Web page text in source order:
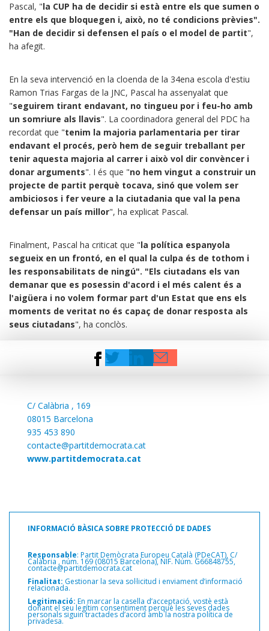
Pascal, "la CUP ha de decidir si està entre els que sumen o
entre els que bloquegen i, això, no té condicions prèvies".
"Han de decidir si defensen el país o el model de partit",
ha afegit.
En la seva intervenció en la cloenda de la 34ena escola d'estiu
Ramon Trias Fargas de la JNC, Pascal ha assenyalat que
"seguirem tirant endavant, no tingueu por i feu-ho amb
un somriure als llavis". La coordinadora general del PDC ha
recordat que "tenim la majoria parlamentaria per tirar
endavant el procés, però hem de seguir treballant per
tenir aquesta majoria al carrer i això vol dir convèncer i
donar arguments". I és que "no hem vingut a construir un
projecte de partit perquè tocava, sinó que volem ser
ambiciosos i fer veure a la ciutadania que val la pena
defensar un país millor", ha explicat Pascal.
Finalment, Pascal ha criticat que "la política espanyola
segueix en un frontó, en el qual la culpa és de tothom i
les responsabilitats de ningú". "Els ciutadans els van
demanar que es posessin d'acord i el més calent és a
l'aigüera i no volem formar part d'un Estat que ens els
moments de veritat no és capaç de donar resposta als
seus ciutadans", ha conclòs.
C/ Calàbria , 169
08015 Barcelona
935 453 890
contacte@partitdemocrata.cat
www.partitdemocrata.cat
INFORMACIÓ BÀSICA SOBRE PROTECCIÓ DE DADES
Responsable: Partit Demòcrata Europeu Català (PDeCAT), C/
Calàbria ,núm. 169 (08015 Barcelona), NIF. Núm. G66848755,
contacte@partitdemocrata.cat
Finalitat: Gestionar la seva sol·licitud i enviament d’informació
relacionada.
Legitimació: En marcar la casella d’acceptació, vostè està
donant el seu legítim consentiment perquè les seves dades
personals siguin tractades d’acord amb la nostra política de
privadesa.